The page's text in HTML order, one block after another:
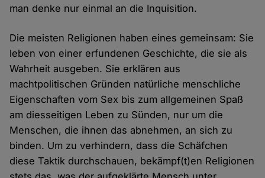
man denke nur einmal an die Inquisition.
Die meisten Religionen haben eines gemeinsam: Sie
leben von einer erfundenen Geschichte, die sie als
Wahrheit ausgeben. Sie erklären aus
machtpolitischen Gründen natürliche menschliche
Eigenschaften vom Sex bis zum allgemeinen Spaß
am diesseitigen Leben zu Sünden, nur um die
Menschen, die ihnen das abnehmen, an sich zu
binden. Um zu verhindern, dass die Schäfchen
diese Taktik durchschauen, bekämpf(t)en Religionen